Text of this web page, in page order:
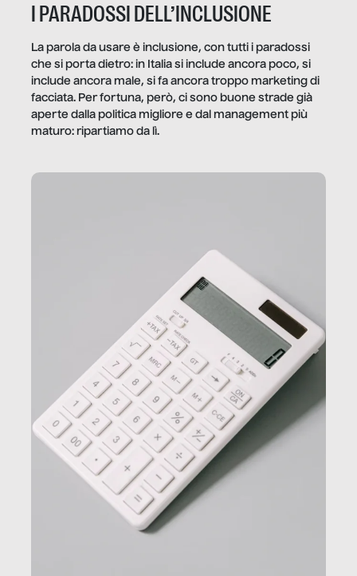
I PARADOSSI DELL’INCLUSIONE
La parola da usare è inclusione, con tutti i paradossi
che si porta dietro: in Italia si include ancora poco, si
include ancora male, si fa ancora troppo marketing di
facciata. Per fortuna, però, ci sono buone strade già
aperte dalla politica migliore e dal management più
maturo: ripartiamo da lì.